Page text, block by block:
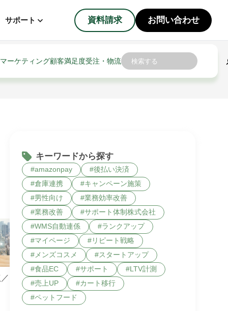
サポート 資料請求 お問い合わせ
マーケティング顧客満足度受注・物流検
索
キーワードから探す
amazonpay
後払い決済
倉庫連携
キャンペーン施策
男性向け
業務効率改善
業務改善
サポート体制株式会社
WMS自動連係
ランクアップ
マイページ
リピート戦略
メンズコスメ
スタートアップ
食品EC
サポート
LTV計測
売上UP
カート移行
ペットフード